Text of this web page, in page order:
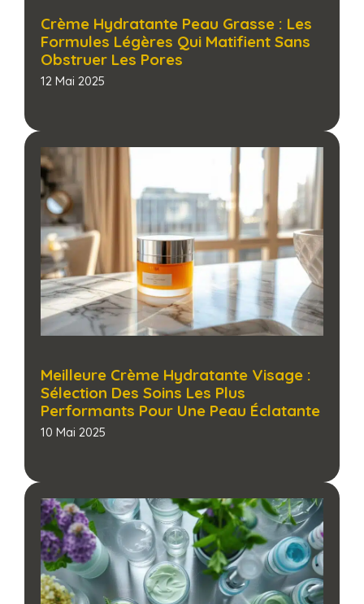
Crème Hydratante Peau Grasse : Les
Formules Légères Qui Matifient Sans
Obstruer Les Pores​
12 Mai 2025
Meilleure Crème Hydratante Visage :
Sélection Des Soins Les Plus
Performants Pour Une Peau Éclatante​
10 Mai 2025